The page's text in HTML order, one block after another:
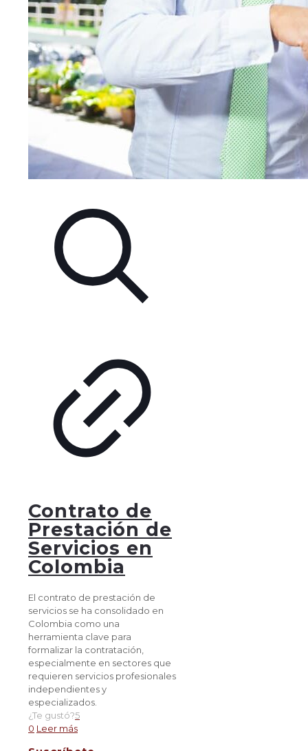
Contrato de
Prestación de
Servicios en
Colombia
El contrato de prestación de
servicios se ha consolidado en
Colombia como una
herramienta clave para
formalizar la contratación,
especialmente en sectores que
requieren servicios profesionales
independientes y
especializados.
¿Te gustó?5
0 Leer más